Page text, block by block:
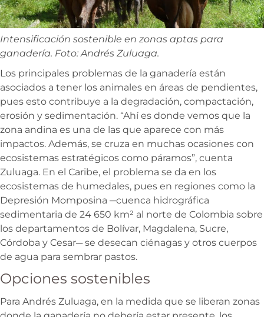
Intensificación sostenible en zonas aptas para
ganadería. Foto: Andrés Zuluaga.
Los principales problemas de la ganadería están
asociados a tener los animales en áreas de pendientes,
pues esto contribuye a la degradación, compactación,
erosión y sedimentación. “Ahí es donde vemos que la
zona andina es una de las que aparece con más
impactos. Además, se cruza en muchas ocasiones con
ecosistemas estratégicos como páramos”, cuenta
Zuluaga. En el Caribe, el problema se da en los
ecosistemas de humedales, pues en regiones como la
Depresión Momposina ─cuenca hidrográfica
sedimentaria de 24 650 km² al norte de Colombia sobre
los departamentos de Bolívar, Magdalena, Sucre,
Córdoba y Cesar─ se desecan ciénagas y otros cuerpos
de agua para sembrar pastos.
Opciones sostenibles
Para Andrés Zuluaga, en la medida que se liberan zonas